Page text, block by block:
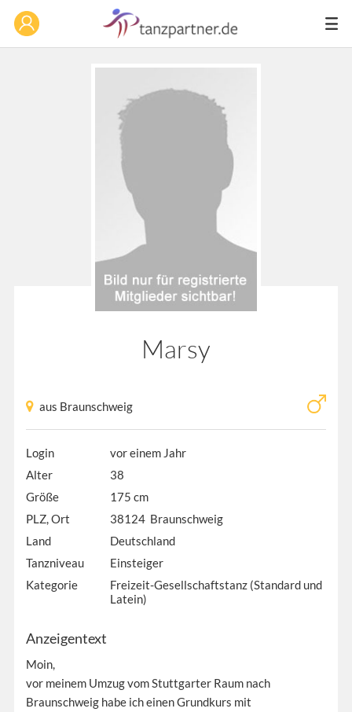
Marsy
aus Braunschweig
Login
vor einem Jahr
Alter
38
Größe
175 cm
PLZ, Ort
38124 Braunschweig
Land
Deutschland
Tanzniveau
Einsteiger
Kategorie
Freizeit-Gesellschaftstanz (Standard und
Latein)
Anzeigentext
Moin,
vor meinem Umzug vom Stuttgarter Raum nach
Braunschweig habe ich einen Grundkurs mit